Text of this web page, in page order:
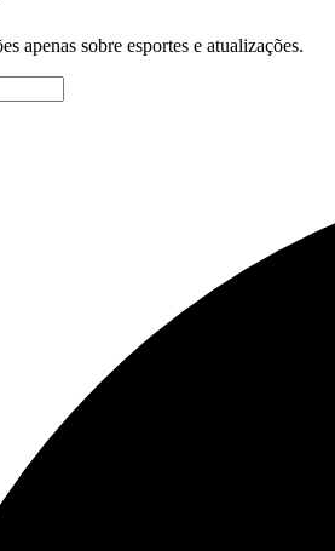
apenas sobre esportes e atualizações.